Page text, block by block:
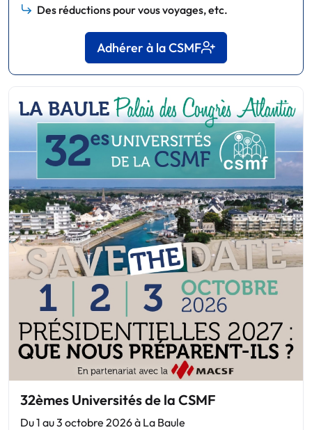
Des réductions pour vous voyages, etc.
Adhérer à la CSMF
32èmes Universités de la CSMF
Du 1 au 3 octobre 2026 à La Baule